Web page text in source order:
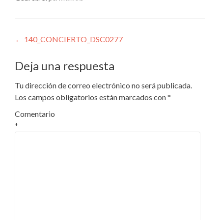
Navegación
de
entradas
← 140_CONCIERTO_DSC0277
Deja una respuesta
Tu dirección de correo electrónico no será publicada.
Los campos obligatorios están marcados con*
Comentario
*